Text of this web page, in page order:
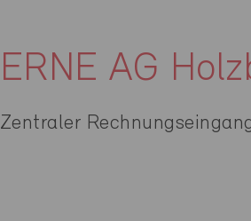
ERNE AG
Zentraler